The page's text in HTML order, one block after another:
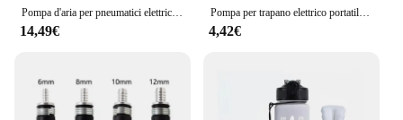
Pompa d'aria per pneumatici elettrica con display digitale intelligente portatile per auto con ricarica wireless Pompa d'aria per veicoli portatile
14,49€
Pompa per trapano elettrico portatile per uso domestico pompa per acqua fluida per olio Diesel cacciavite elettrico pompe per trasferimento di liquidi autoadescanti a mano
4,42€